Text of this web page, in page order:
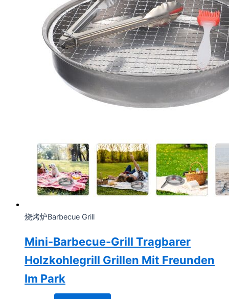
烧烤炉Barbecue Grill
Mini-Barbecue-Grill Tragbarer
Holzkohlegrill Grillen Mit Freunden
Im Park